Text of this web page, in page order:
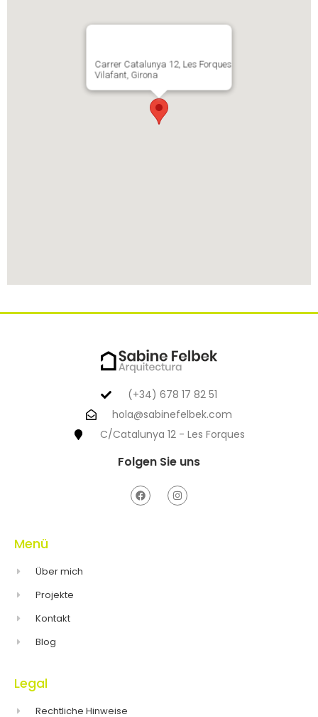
Carrer Catalunya 12, Les Forques
Vilafant, Girona
(+34) 678 17 82 51
hola@sabinefelbek.com
C/Catalunya 12 - Les Forques
Folgen Sie uns
Menü
Über mich
Projekte
Kontakt
Blog
Legal
Rechtliche Hinweise